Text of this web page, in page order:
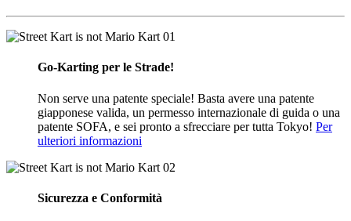
01
Go-Karting per le Strade!
Non serve una patente speciale! Basta avere una patente
giapponese valida, un permesso internazionale di guida o una
patente SOFA, e sei pronto a sfrecciare per tutta Tokyo! Per
ulteriori informazioni
02
Sicurezza e Conformità